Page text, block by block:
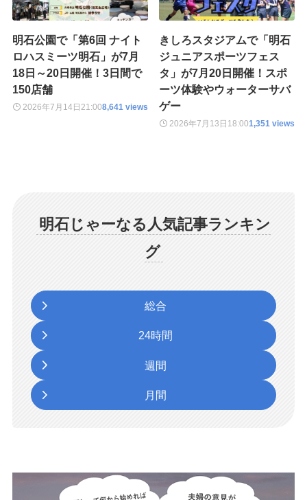
明石公園で「第6回 ナイト
ロハスミーツ明石」が7月
18日～20日開催！3日間で
150店舗
2026年7月14日 21:008,641 views
きしろスタジアムで「明石
ジュニアスポーツフェス
タ」が7月20日開催！スポ
ーツ体験やウォーターサバ
ゲー
2026年7月13日 18:001,351 views
明石じゃーなる人気記事ランキン
グ
総合
24時間
週間
月間